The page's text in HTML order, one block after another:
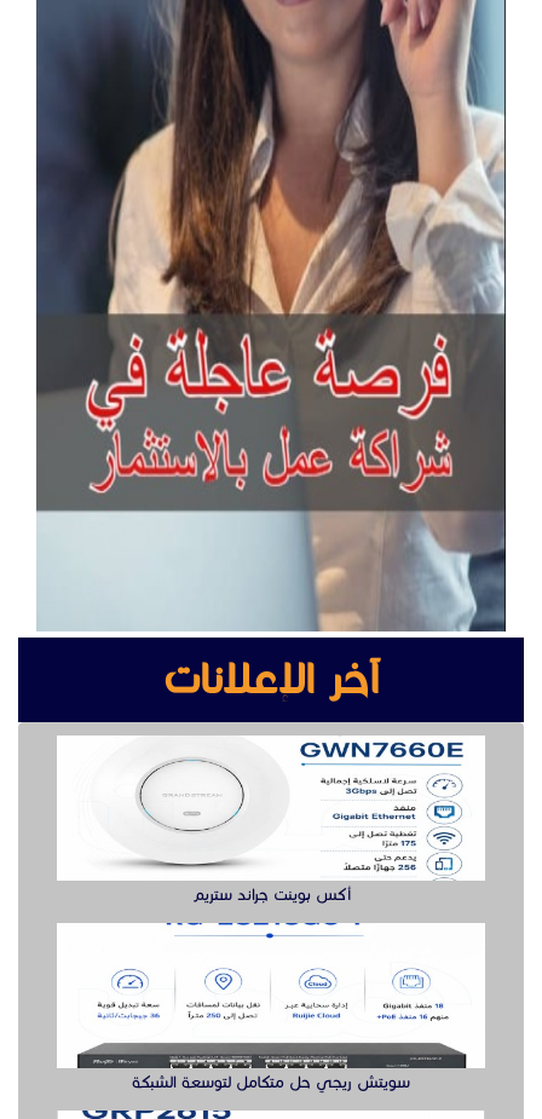
آخر الإعلانات
أكس بوينت جراند ستريم
سويتش ريجي حل متكامل لتوسعة الشبكة